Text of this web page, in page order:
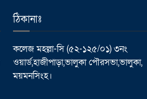
ঠিকানাঃ
কলেজ মহল্লা-সি (৫২-১২৫/০১) ৩নং
ওয়ার্ড,হাজীপাড়া,ভালুকা পৌরসভা,ভালুকা,
ময়মনসিংহ।